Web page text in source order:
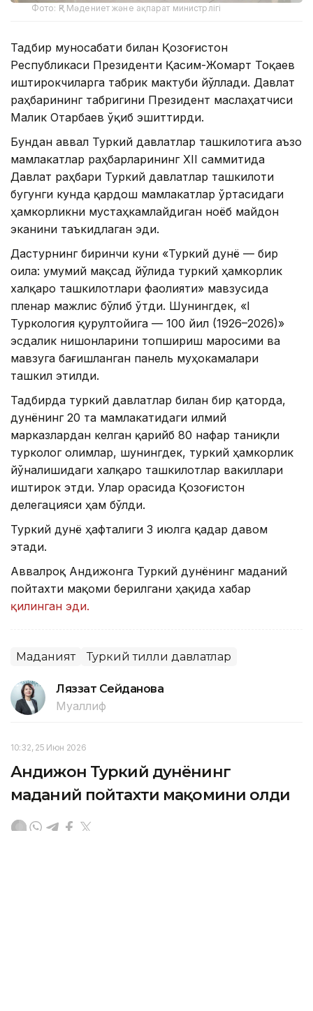
Фото: ҚР Мәдениет және ақпарат министрлігі
Тадбир муносабати билан Қозоғистон
Республикаси Президенти Қасим-Жомарт Тоқаев
иштирокчиларга табрик мактуби йўллади. Давлат
раҳбарининг табригини Президент маслаҳатчиси
Малик Отарбаев ўқиб эшиттирди.
Бундан аввал Туркий давлатлар ташкилотига аъзо
мамлакатлар раҳбарларининг XII саммитида
Давлат раҳбари Туркий давлатлар ташкилоти
бугунги кунда қардош мамлакатлар ўртасидаги
ҳамкорликни мустаҳкамлайдиган ноёб майдон
эканини таъкидлаган эди.
Дастурнинг биринчи куни «Туркий дунё — бир
оила: умумий мақсад йўлида туркий ҳамкорлик
халқаро ташкилотлари фаолияти» мавзусида
пленар мажлис бўлиб ўтди. Шунингдек, «I
Туркология қурултойига — 100 йил (1926–2026)»
эсдалик нишонларини топшириш маросими ва
мавзуга бағишланган панель муҳокамалари
ташкил этилди.
Тадбирда туркий давлатлар билан бир қаторда,
дунёнинг 20 та мамлакатидаги илмий
марказлардан келган қарийб 80 нафар таниқли
турколог олимлар, шунингдек, туркий ҳамкорлик
йўналишидаги халқаро ташкилотлар вакиллари
иштирок этди. Улар орасида Қозоғистон
делегацияси ҳам бўлди.
Туркий дунё ҳафталиги 3 июлга қадар давом
этади.
Аввалроқ Андижонга Туркий дунёнинг маданий
пойтахти мақоми берилгани ҳақида хабар
қилинган эди.
Маданият Туркий тилли давлатлар
Ляззат Сейданова
Муаллиф
10:32, 25 Июн 2026
Андижон Туркий дунёнинг
маданий пойтахти мақомини олди